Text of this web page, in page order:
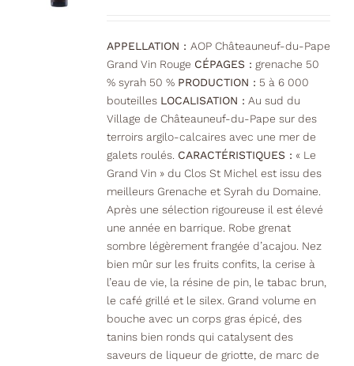
APPELLATION : AOP Châteauneuf-du-Pape
Grand Vin Rouge CÉPAGES : grenache 50
% syrah 50 % PRODUCTION : 5 à 6 000
bouteilles LOCALISATION : Au sud du
Village de Châteauneuf-du-Pape sur des
terroirs argilo-calcaires avec une mer de
galets roulés. CARACTÉRISTIQUES : « Le
Grand Vin » du Clos St Michel est issu des
meilleurs Grenache et Syrah du Domaine.
Après une sélection rigoureuse il est élevé
une année en barrique. Robe grenat
sombre légèrement frangée d’acajou. Nez
bien mûr sur les fruits confits, la cerise à
l’eau de vie, la résine de pin, le tabac brun,
le café grillé et le silex. Grand volume en
bouche avec un corps gras épicé, des
tanins bien ronds qui catalysent des
saveurs de liqueur de griotte, de marc de